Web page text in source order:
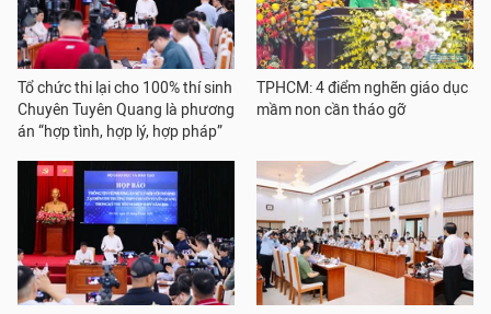
Tổ chức thi lại cho 100% thí sinh
Chuyên Tuyên Quang là phương
án “hợp tình, hợp lý, hợp pháp”
TPHCM: 4 điểm nghẽn giáo dục
mầm non cần tháo gỡ